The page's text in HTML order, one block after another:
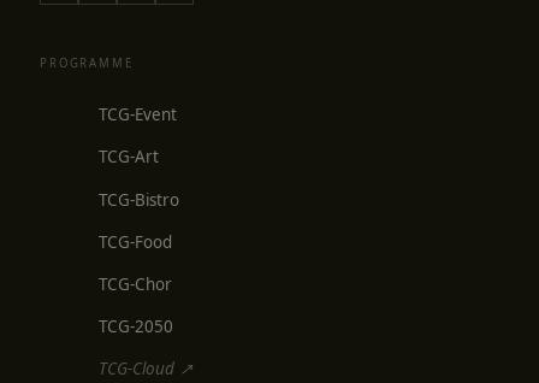
PROGRAMME
TCG-Event
TCG-Art
TCG-Bistro
TCG-Food
TCG-Chor
TCG-2050
TCG-Cloud ↗